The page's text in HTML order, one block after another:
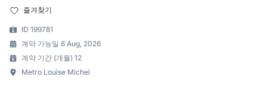
즐겨찾기
ID 199781
계약 가능일 8 Aug, 2026
계약 기간 (개월) 12
Metro Louise Michel